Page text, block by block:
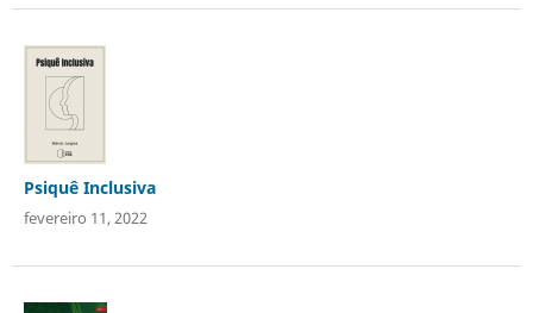
Psiquê Inclusiva
fevereiro 11, 2022